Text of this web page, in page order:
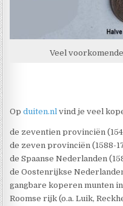
Veel
Opduiten.nl vind je veel
de zeventien provinciën
de zeven provinciën (1588-
de Spaanse Nederlanden
de Oostenrijkse
gangbare koperen munten
Roomse rijk (o.a. Luik,